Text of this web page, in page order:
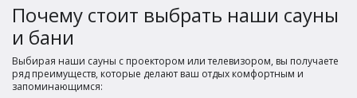
Почему стоит выбрать наши сауны
и бани
Выбирая наши сауны с проектором или телевизором, вы получаете
ряд преимуществ, которые делают ваш отдых комфортным и
запоминающимся: